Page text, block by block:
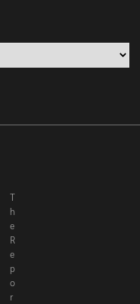
T
h
e
R
e
p
o
r